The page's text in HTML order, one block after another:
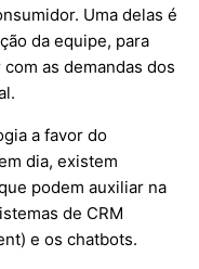
Uma delas é
da equipe, para
as demandas dos
a favor do
dia, existem
podem auxiliar na
de CRM
e os chatbots.